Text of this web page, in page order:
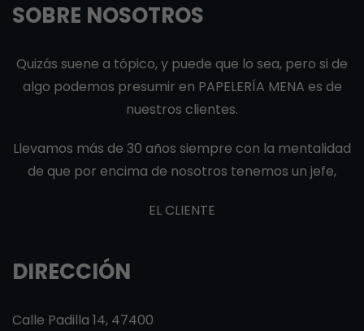
SOBRE NOSOTROS
Quizás suene a tópico, y puede que lo sea, pero si de
algo podemos presumir en PAPELERÍA MENA es de
nuestros clientes.
Llevamos más de 30 años siempre con la mentalidad
de que por encima de nosotros tenemos un jefe,
EL CLIENTE
DIRECCIÓN
Calle Padilla 14, 47400